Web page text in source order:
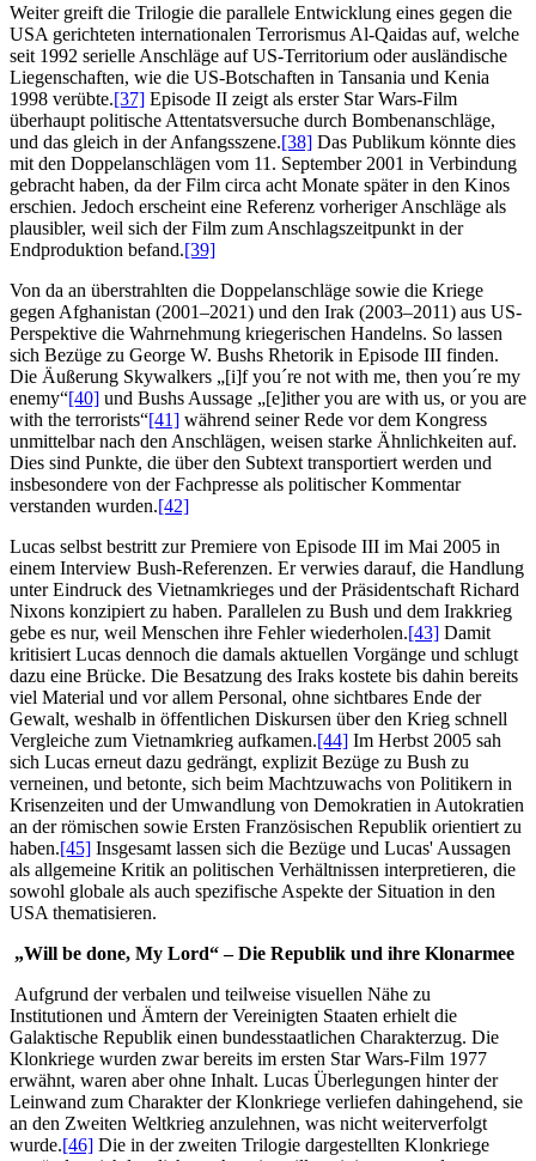
Weiter greift die Trilogie die parallele Entwicklung eines gegen die
USA gerichteten internationalen Terrorismus Al-Qaidas auf, welche
seit 1992 serielle Anschläge auf US-Territorium oder ausländische
Liegenschaften, wie die US-Botschaften in Tansania und Kenia
1998 verübte.[37] Episode II zeigt als erster Star Wars-Film
überhaupt politische Attentatsversuche durch Bombenanschläge,
und das gleich in der Anfangsszene.[38] Das Publikum könnte dies
mit den Doppelanschlägen vom 11. September 2001 in Verbindung
gebracht haben, da der Film circa acht Monate später in den Kinos
erschien. Jedoch erscheint eine Referenz vorheriger Anschläge als
plausibler, weil sich der Film zum Anschlagszeitpunkt in der
Endproduktion befand.[39]
Von da an überstrahlten die Doppelanschläge sowie die Kriege
gegen Afghanistan (2001–2021) und den Irak (2003–2011) aus US-
Perspektive die Wahrnehmung kriegerischen Handelns. So lassen
sich Bezüge zu George W. Bushs Rhetorik in Episode III finden.
Die Äußerung Skywalkers „[i]f you´re not with me, then you´re my
enemy“[40] und Bushs Aussage „[e]ither you are with us, or you are
with the terrorists“[41] während seiner Rede vor dem Kongress
unmittelbar nach den Anschlägen, weisen starke Ähnlichkeiten auf.
Dies sind Punkte, die über den Subtext transportiert werden und
insbesondere von der Fachpresse als politischer Kommentar
verstanden wurden.[42]
Lucas selbst bestritt zur Premiere von Episode III im Mai 2005 in
einem Interview Bush-Referenzen. Er verwies darauf, die Handlung
unter Eindruck des Vietnamkrieges und der Präsidentschaft Richard
Nixons konzipiert zu haben. Parallelen zu Bush und dem Irakkrieg
gebe es nur, weil Menschen ihre Fehler wiederholen.[43] Damit
kritisiert Lucas dennoch die damals aktuellen Vorgänge und schlugt
dazu eine Brücke. Die Besatzung des Iraks kostete bis dahin bereits
viel Material und vor allem Personal, ohne sichtbares Ende der
Gewalt, weshalb in öffentlichen Diskursen über den Krieg schnell
Vergleiche zum Vietnamkrieg aufkamen.[44] Im Herbst 2005 sah
sich Lucas erneut dazu gedrängt, explizit Bezüge zu Bush zu
verneinen, und betonte, sich beim Machtzuwachs von Politikern in
Krisenzeiten und der Umwandlung von Demokratien in Autokratien
an der römischen sowie Ersten Französischen Republik orientiert zu
haben.[45] Insgesamt lassen sich die Bezüge und Lucas' Aussagen
als allgemeine Kritik an politischen Verhältnissen interpretieren, die
sowohl globale als auch spezifische Aspekte der Situation in den
USA thematisieren.
„Will be done, My Lord“ – Die Republik und ihre Klonarmee
Aufgrund der verbalen und teilweise visuellen Nähe zu
Institutionen und Ämtern der Vereinigten Staaten erhielt die
Galaktische Republik einen bundesstaatlichen Charakterzug. Die
Klonkriege wurden zwar bereits im ersten Star Wars-Film 1977
erwähnt, waren aber ohne Inhalt. Lucas Überlegungen hinter der
Leinwand zum Charakter der Klonkriege verliefen dahingehend, sie
an den Zweiten Weltkrieg anzulehnen, was nicht weiterverfolgt
wurde.[46] Die in der zweiten Trilogie dargestellten Klonkriege